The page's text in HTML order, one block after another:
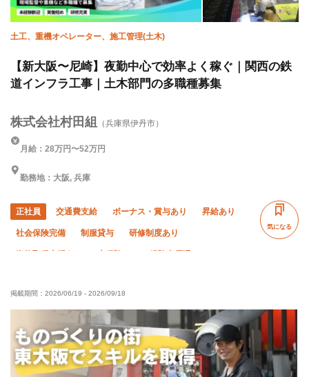
土工、重機オペレーター、施工管理(土木)
【新大阪〜尼崎】夜勤中心で効率よく稼ぐ｜関西の鉄
道インフラ工事｜土木部門の多職種募集
株式会社村田組 （兵庫県伊丹市）
月給：28万円〜52万円
勤務地：大阪, 兵庫
正社員 交通費支給 ボーナス・賞与あり 昇給あり
社会保険完備 制服貸与 研修制度あり
資格取得支援あり 未経験OK 経験者優遇
転勤なし
気になる
掲載期間： 2026/06/19 - 2026/09/18